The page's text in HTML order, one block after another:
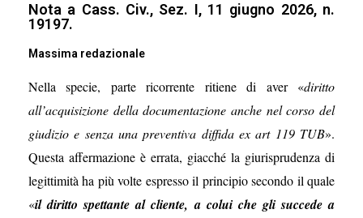
Nota a Cass. Civ., Sez. I, 11 giugno 2026, n.
19197.
Massima redazionale
Nella specie, parte ricorrente ritiene di aver «diritto
all’acquisizione della documentazione anche nel corso del
giudizio e senza una preventiva diffida ex art 119 TUB».
Questa affermazione è errata, giacché la giurisprudenza di
legittimità ha più volte espresso il principio secondo il quale
«il diritto spettante al cliente, a colui che gli succede a